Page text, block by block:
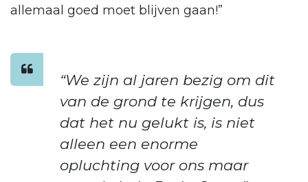
allemaal goed moet blijven gaan!”
“We zijn al jaren bezig om dit
van de grond te krijgen, dus
dat het nu gelukt is, is niet
alleen een enorme
opluchting voor ons maar